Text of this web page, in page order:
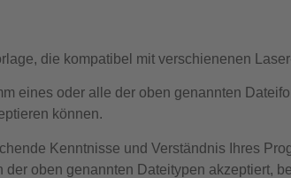
die kompatibel mit verschienenen
eines oder alle der oben genannten
können.
Kenntnisse und Verständnis Ihres
oben genannten Dateitypen akzeptiert,